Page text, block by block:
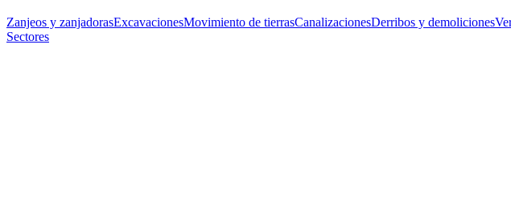
Zanjeos y zanjadorasExcavacionesMovimiento de tierrasCanalizacionesDerribos y demoliciones
Sectores